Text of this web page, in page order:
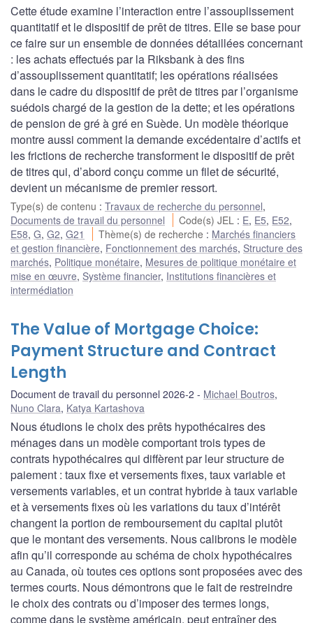
Cette étude examine l’interaction entre l’assouplissement
quantitatif et le dispositif de prêt de titres. Elle se base pour
ce faire sur un ensemble de données détaillées concernant
: les achats effectués par la Riksbank à des fins
d’assouplissement quantitatif; les opérations réalisées
dans le cadre du dispositif de prêt de titres par l’organisme
suédois chargé de la gestion de la dette; et les opérations
de pension de gré à gré en Suède. Un modèle théorique
montre aussi comment la demande excédentaire d’actifs et
les frictions de recherche transforment le dispositif de prêt
de titres qui, d’abord conçu comme un filet de sécurité,
devient un mécanisme de premier ressort.
Type(s) de contenu : Travaux de recherche du personnel,
Documents de travail du personnel
Code(s) JEL : E, E5, E52,
E58, G, G2, G21 Thème(s) de recherche : Marchés financiers
et gestion financière, Fonctionnement des marchés, Structure des
marchés, Politique monétaire, Mesures de politique monétaire et
mise en œuvre, Système financier, Institutions financières et
intermédiation
The Value of Mortgage Choice:
Payment Structure and Contract
Length
Document de travail du personnel 2026-2 Michael Boutros,
Nuno Clara, Katya Kartashova
Nous étudions le choix des prêts hypothécaires des
ménages dans un modèle comportant trois types de
contrats hypothécaires qui diffèrent par leur structure de
paiement : taux fixe et versements fixes, taux variable et
versements variables, et un contrat hybride à taux variable
et à versements fixes où les variations du taux d’intérêt
changent la portion de remboursement du capital plutôt
que le montant des versements. Nous calibrons le modèle
afin qu’il corresponde au schéma de choix hypothécaires
au Canada, où toutes ces options sont proposées avec des
termes courts. Nous démontrons que le fait de restreindre
le choix des contrats ou d’imposer des termes longs,
comme dans le système américain, peut entraîner des